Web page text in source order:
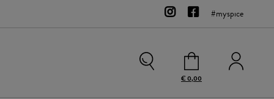
#myspice
€ 0,00